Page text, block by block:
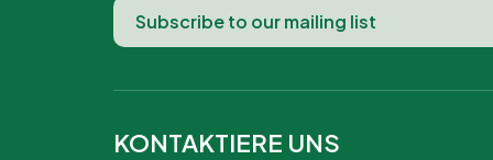
KONTAKTIERE UNS